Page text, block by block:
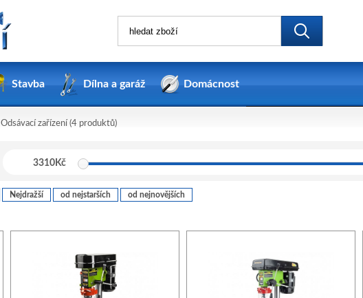
Stavba Dílna a garáž Domácnost
Odsávací zařízení (4 produktů)
3310Kč
Nejdražší od nejstarších od nejnovějších